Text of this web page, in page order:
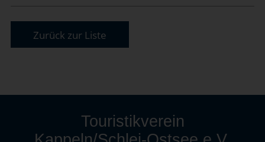
Zurück zur Liste
Touristikverein